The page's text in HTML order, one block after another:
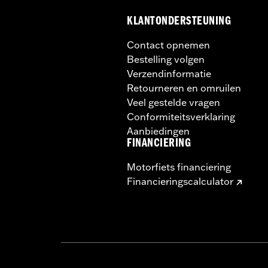
KLANTONDERSTEUNING
Contact opnemen
Bestelling volgen
Verzendinformatie
Retourneren en omruilen
Veel gestelde vragen
Conformiteitsverklaring
Aanbiedingen
FINANCIERING
Motorfiets financiering
Financieringscalculator